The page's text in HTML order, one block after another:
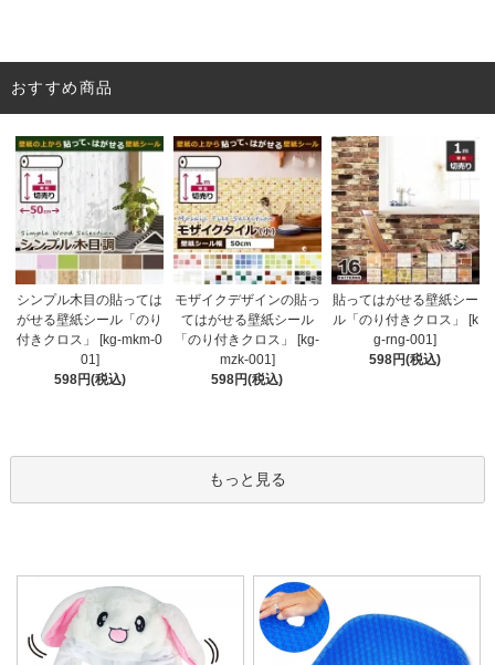
おすすめ商品
シンプル木目の貼っては
がせる壁紙シール「のり
付きクロス」 [kg-mkm-0
01]
598円(税込)
モザイクデザインの貼っ
てはがせる壁紙シール
「のり付きクロス」 [kg-
mzk-001]
598円(税込)
貼ってはがせる壁紙シー
ル「のり付きクロス」 [k
g-rng-001]
598円(税込)
もっと見る